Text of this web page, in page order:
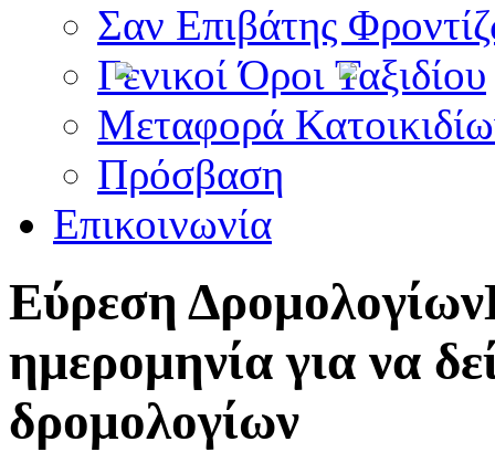
Σαν Επιβάτης
Γενικοί Όροι Ταξιδίου
Μεταφορά
Πρόσβαση
Επικοινωνία
Εύρεση Δρομολογίων
ημερομηνία για να
δρομολογίων